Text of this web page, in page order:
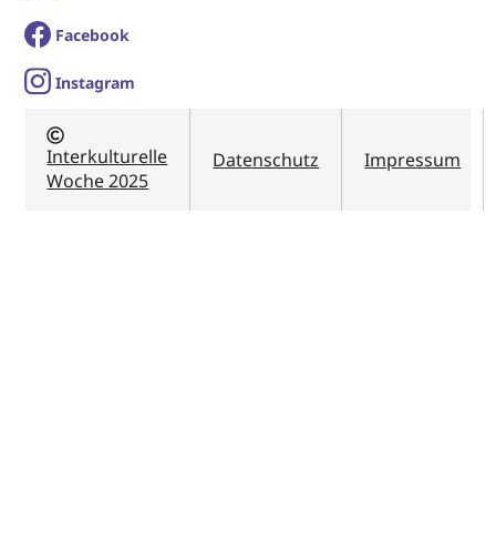
Facebook
Instagram
Interkulturelle
Woche 2025
Datenschutz Impressum